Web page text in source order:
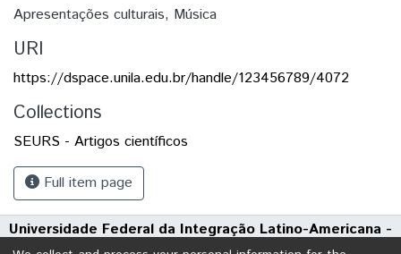
Apresentações culturais, Música
URI
https://dspace.unila.edu.br/handle/123456789/4072
Collections
SEURS - Artigos científicos
Full item page
Universidade Federal da Integração Latino-Americana -